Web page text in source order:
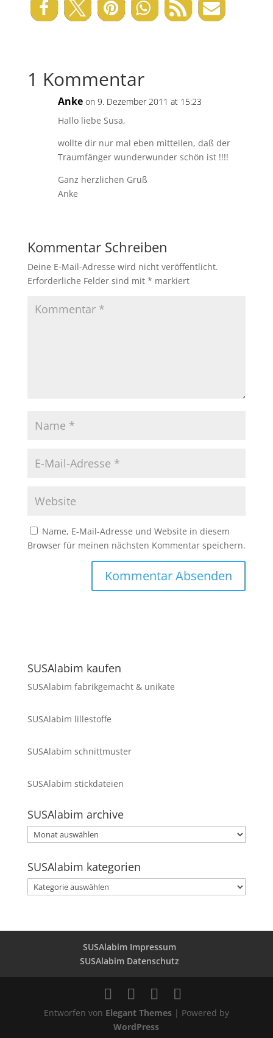
1 Kommentar
Anke on 9. Dezember 2011 at 15:23
Hallo liebe Susa,
wollte dir nur mal eben mitteilen, daß der
Traumfänger wunderwunder schön ist !!!!
Ganz herzlichen Gruß
Anke
Kommentar Schreiben
Deine E-Mail-Adresse wird nicht veröffentlicht.
Erforderliche Felder sind mit * markiert
Name, E-Mail-Adresse und Website in diesem
Browser für meinen nächsten Kommentar speichern.
SUSAlabim kaufen
SUSAlabim fabrikgemacht & unikate
SUSAlabim lillestoffe
SUSAlabim schnittmuster
SUSAlabim stickdateien
SUSAlabim archive
SUSAlabim
archive
SUSAlabim kategorien
SUSAlabim
kategorien
SUSAlabim Impressum
SUSAlabim Datenschutz
Entworfen von Elegant Themes| Powered by
WordPress